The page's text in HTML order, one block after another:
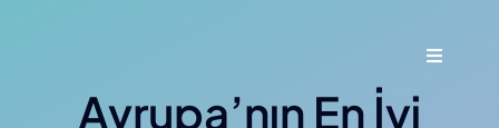
Toggle
Avrupa’nın En İyi